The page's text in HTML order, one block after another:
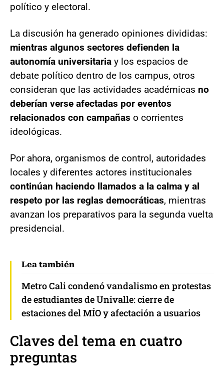
político y electoral.
La discusión ha generado opiniones divididas:
mientras algunos sectores defienden la
autonomía universitaria y los espacios de
debate político dentro de los campus, otros
consideran que las actividades académicas no
deberían verse afectadas por eventos
relacionados con campañas o corrientes
ideológicas.
Por ahora, organismos de control, autoridades
locales y diferentes actores institucionales
continúan haciendo llamados a la calma y al
respeto por las reglas democráticas, mientras
avanzan los preparativos para la segunda vuelta
presidencial.
Lea también
Metro Cali condenó vandalismo en protestas
de estudiantes de Univalle: cierre de
estaciones del MÍO y afectación a usuarios
Claves del tema en cuatro
preguntas